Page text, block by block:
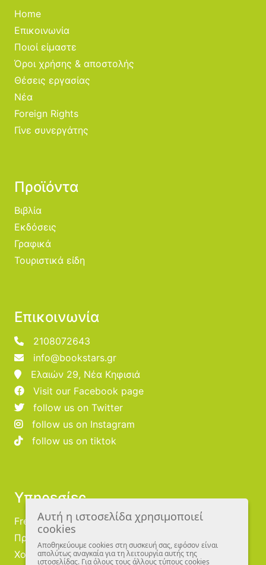
Home
Επικοινωνία
Ποιοί είμαστε
Όροι χρήσης & αποστολής
Θέσεις εργασίας
Νέα
Foreign Rights
Γίνε συνεργάτης
Προϊόντα
Βιβλία
Εκδόσεις
Γραφικά
Τουριστικά είδη
Επικοινωνία
2108072643
info@bookstars.gr
Ελαιών 29, Νέα Κηφισιά
Visit our Facebook page
follow us on Twitter
follow us on Instagram
follow us on tiktok
Υπηρεσίες
Free Publishing
Προμηθευτές
Χονδρική
Αυτή η ιστοσελίδα χρησιμοποιεί
cookies
Αποθηκεύουμε cookies στη συσκευή σας, εφόσον είναι
απολύτως αναγκαία για τη λειτουργία αυτής της
ιστοσελίδας. Για όλους τους άλλους τύπους cookies